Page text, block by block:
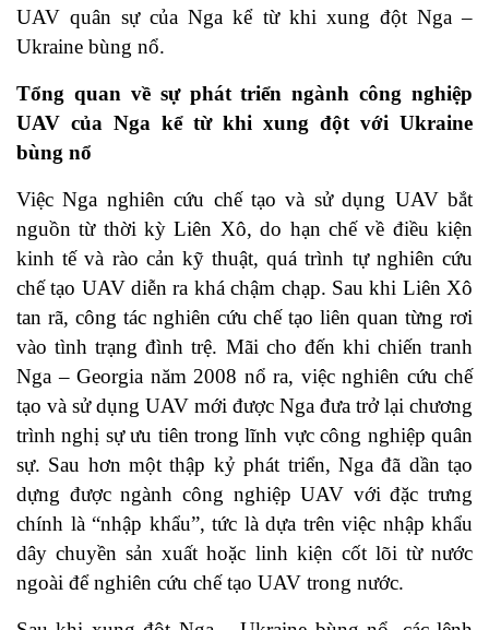
UAV quân sự của Nga kể từ khi xung đột Nga –
Ukraine bùng nổ.
Tổng quan về sự phát triển ngành công nghiệp
UAV của Nga kể từ khi xung đột với Ukraine
bùng nổ
Việc Nga nghiên cứu chế tạo và sử dụng UAV bắt
nguồn từ thời kỳ Liên Xô, do hạn chế về điều kiện
kinh tế và rào cản kỹ thuật, quá trình tự nghiên cứu
chế tạo UAV diễn ra khá chậm chạp. Sau khi Liên Xô
tan rã, công tác nghiên cứu chế tạo liên quan từng rơi
vào tình trạng đình trệ. Mãi cho đến khi chiến tranh
Nga – Georgia năm 2008 nổ ra, việc nghiên cứu chế
tạo và sử dụng UAV mới được Nga đưa trở lại chương
trình nghị sự ưu tiên trong lĩnh vực công nghiệp quân
sự. Sau hơn một thập kỷ phát triển, Nga đã dần tạo
dựng được ngành công nghiệp UAV với đặc trưng
chính là “nhập khẩu”, tức là dựa trên việc nhập khẩu
dây chuyền sản xuất hoặc linh kiện cốt lõi từ nước
ngoài để nghiên cứu chế tạo UAV trong nước.